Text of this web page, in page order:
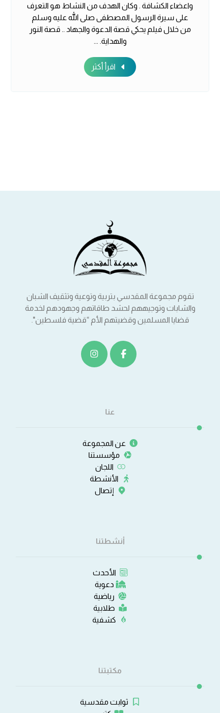
واعضاء الكشافة . وكان الهدف من النشاط هو التعرف
على سيرة الرسول المصطفى صلى الله عليه وسلم
من خلال فيلم يحكي قصة الدعوة والجهاد .. قصة النور
والهداية. ...
اقرأ أكثر
تقوم مجموعة المقدسي بتربية وتوعية وتثقيف الشبان
والشابات وتوجيههم لحشد طاقاتهم وجهودهم لخدمة
قضايا المسلمين وقضيتهم الأم “قضية فلسطين".
عنا
عن المجموعة
مؤسستنا
اللجان
الأنشطة
إتصال
أنشطتنا
الأحدث
دعوية
رياضية
طلابية
كشفية
مكتبتنا
ثوابت مقدسية